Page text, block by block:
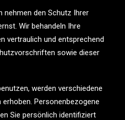
nehmen den Schutz Ihrer
Wir behandeln Ihre
vertraulich und entsprechend
sowie dieser
werden verschiedene
Personenbezogene
Sie persönlich identifiziert